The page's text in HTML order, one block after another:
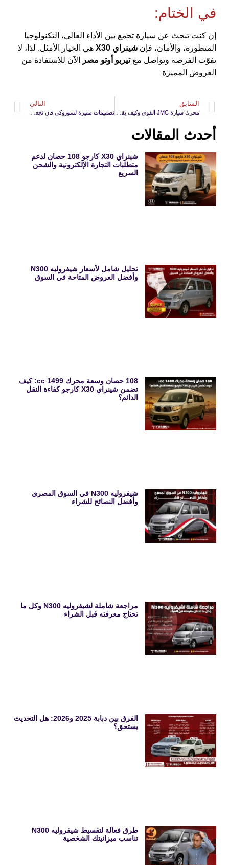
في الختام:
إن كنت تبحث عن سيارة تجمع بين الأداء العالي، التكنولوجيا
المتطورة، والأمان، فإن شينراي X30
هي الخيار الأمثل. لذا، لا
تفوّت الفرصة وتواصل معتيربو أوتو مصر
الآن للاستفادة من
العروض المميزة
السابق التالي
أحدث المقالات
شينراي X30 كارجو 108 حصان لدعم
متطلبات التجارة الإلكترونية والشحن
السريع
تحليل شامل لأسعار شيفروليه N300
وأفضل العروض المتاحة في السوق
108 حصان وسعة محرك 1499 cc: كيف
تضمن شينراي X30 كارجو كفاءة النقل
الدائم؟
شيفروليه N300 في السوق المصري
وأفضل النصائح للشراء
مراجعة شاملة لشيفروليه N300 وكل ما
تحتاج معرفته قبل الشراء
الفرق بين دبابة 2025 و2026: هل التحديث
يستحق؟
طرق فعالة لتقسيط شيفروليه N300
تناسب ميزانيتك الشخصية